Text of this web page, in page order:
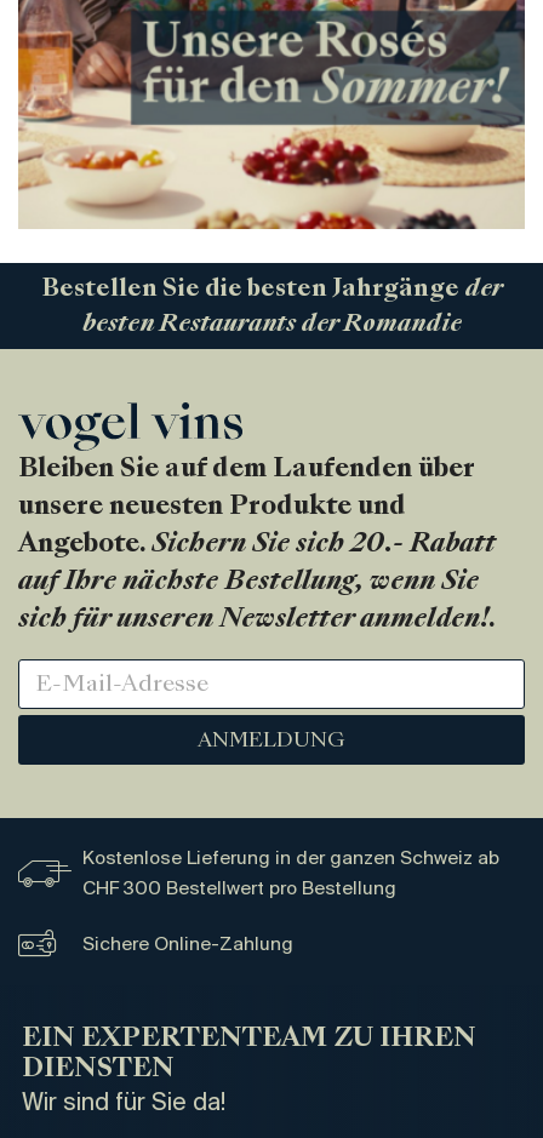
Bestellen Sie die besten Jahrgänge der
besten Restaurants der Romandie
Bleiben Sie auf dem Laufenden über
unsere neuesten Produkte und
Angebote. Sichern Sie sich 20.- Rabatt
auf Ihre nächste Bestellung, wenn Sie
sich für unseren Newsletter anmelden!.
ANMELDUNG
Kostenlose Lieferung in der ganzen Schweiz ab
CHF 300 Bestellwert pro Bestellung
Sichere Online-Zahlung
EIN EXPERTENTEAM ZU IHREN
DIENSTEN
Wir sind für Sie da!